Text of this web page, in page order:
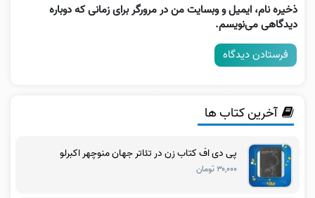
ذخیره نام، ایمیل و وبسایت من در مرورگر برای زمانی که دوباره
دیدگاهی می‌نویسم.
آخرین کتاب ها
پی دی اف کتاب زن در تئاتر جهان منوچهر اکبرلو
۳۰,۰۰۰ تومان